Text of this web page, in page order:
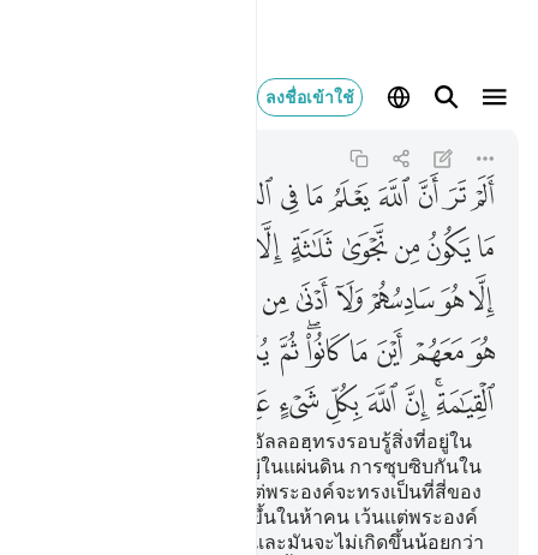
ลงชื่อเข้าใช้
ﱁﱂﱃﱄﱅﱆﱇﱈ
ﱍﱎﱏﱐﱑﱒ
ﱗﱘﱙﱚﱛﱜ
ﱡﱢﱣﱤﱥﱦﱧ ﱨ
ﱬﱭﱮﱯﱰﱱ ﱲ
[7] เจ้าไม่เห็นดอกหรือว่า อัลลอฮฺทรงรอบรู้สิ่งที่อยู่ใน
ชั้นฟ้าทั้งหลาย และสิ่งที่อยู่ในแผ่นดิน การซุบซิบกันใน
สามคนจะไม่เกิดขึ้น เว้นแต่พระองค์จะทรงเป็นที่สี่ของ
พวกเขา และมันจะไม่เกิดขึ้นในห้าคน เว้นแต่พระองค์
ทรงเป็นที่หกของพวกเขา และมันจะไม่เกิดขึ้นน้อยกว่า